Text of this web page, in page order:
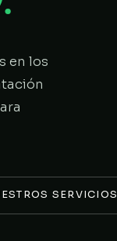
en los
SERVICIOS